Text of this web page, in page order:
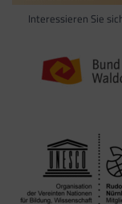
Interessieren Sie